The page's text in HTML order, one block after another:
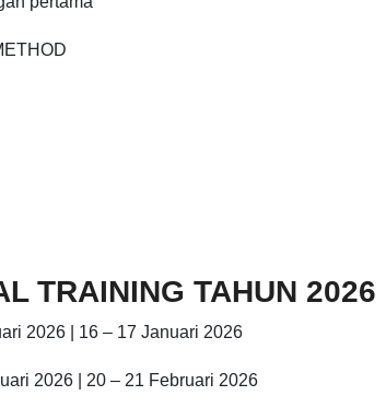
TRAINING TAHUN 2026
2026 | 16 – 17 Januari 2026
2026 | 20 – 21 Februari 2026